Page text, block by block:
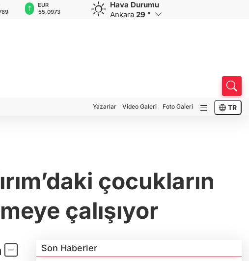
EUR
55,0973
CHF
58,9797
Hava Durumu
Ankara 29 °
Yazarlar Video Galeri Foto Galeri TR
çocukların
çalışıyor
Son Haberler